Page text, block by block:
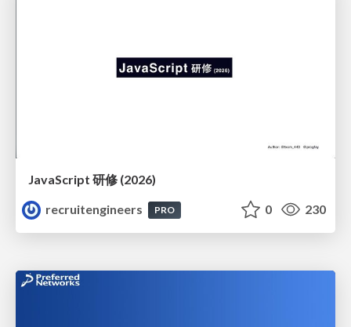
JavaScript 研修 (2026)
recruitengineers
PRO 0 230